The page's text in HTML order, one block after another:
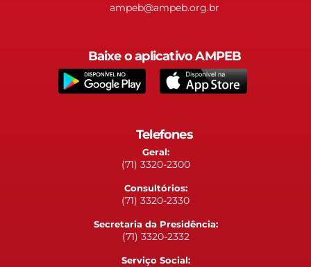
ampeb@ampeb.org.br
Baixe o aplicativo AMPEB
Telefones
Geral:
(71) 3320-2300
Consultórios:
(71) 3320-2330
Secretaria da Presidência:
(71) 3320-2332
Serviço Social: